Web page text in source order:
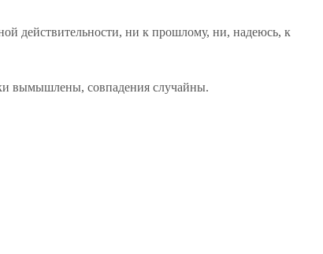
действительности, ни к прошлому, ни, надеюсь, к
вымышлены, совпадения случайны.